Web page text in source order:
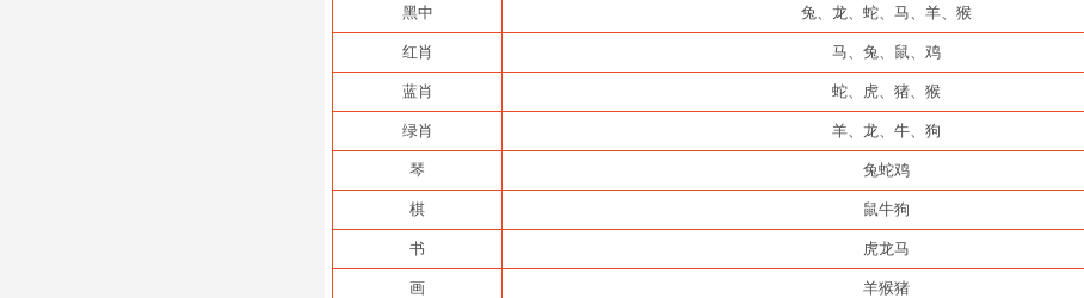
黑中 兔、龙、蛇、马、羊、猴
红肖 马、兔、鼠、鸡
蓝肖 蛇、虎、猪、猴
绿肖 羊、龙、牛、狗
琴 兔蛇鸡
棋 鼠牛狗
书 虎龙马
画 羊猴猪